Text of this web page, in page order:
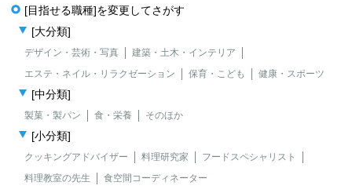
[目指せる職種]を変更してさがす
[大分類]
デザイン・芸術・写真
建築・土木・インテリア
エステ・ネイル・リラクゼーション
保育・こども 健康・スポーツ
[中分類]
製菓・製パン 食・栄養 そのほか
[小分類]
クッキングアドバイザー 料理研究家
フードスペシャリスト
料理教室の先生
食空間コーディネーター